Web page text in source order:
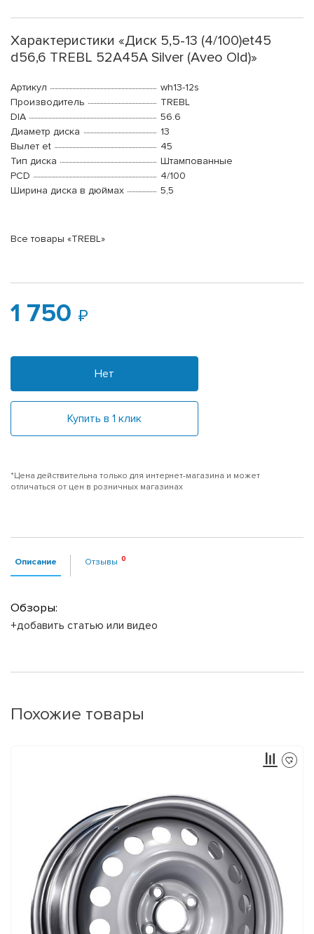
Характеристики «Диск 5,5-13 (4/100)et45
d56,6 TREBL 52A45A Silver (Aveo Old)»
Артикул
wh13-12s
Производитель
TREBL
DIA
56.6
Диаметр диска
13
Вылет et
45
Тип диска
Штампованные
PCD
4/100
Ширина диска в дюймах
5,5
Все товары «TREBL»
1 750
Нет
Купить в 1 клик
*Цена действительна только для интернет-магазина и может
отличаться от цен в розничных магазинах
Описание Отзывы
Обзоры:
+добавить статью или видео
Похожие товары